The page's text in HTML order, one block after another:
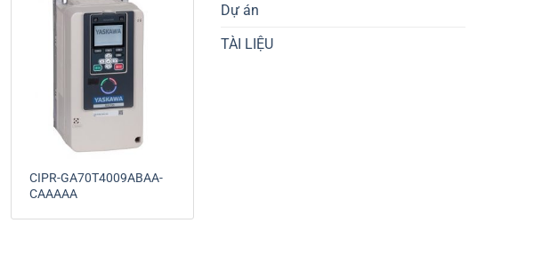
CIPR-GA70T4009ABAA-
CAAAAA
Dự án
TÀI LIỆU